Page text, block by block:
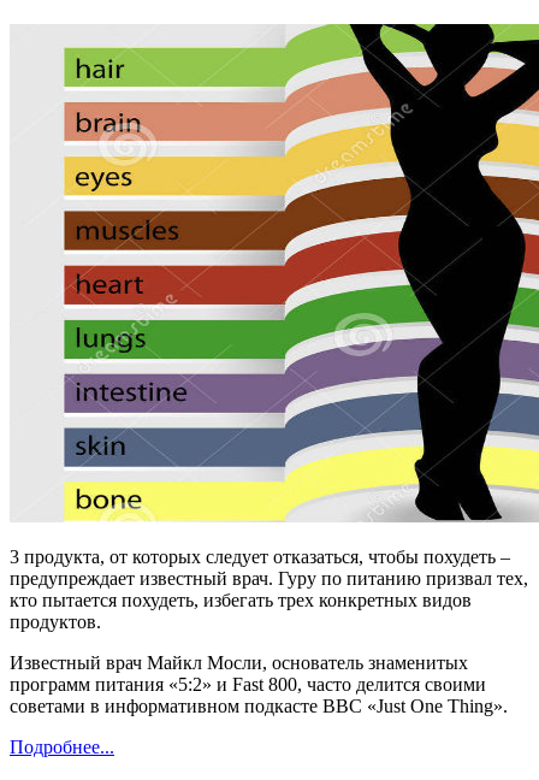
3 продукта, от которых следует отказаться, чтобы похудеть –
предупреждает известный врач. Гуру по питанию призвал тех,
кто пытается похудеть, избегать трех конкретных видов
продуктов.
Известный врач Майкл Мосли, основатель знаменитых
программ питания «5:2» и Fast 800, часто делится своими
советами в информативном подкасте BBC «Just One Thing».
Подробнее...